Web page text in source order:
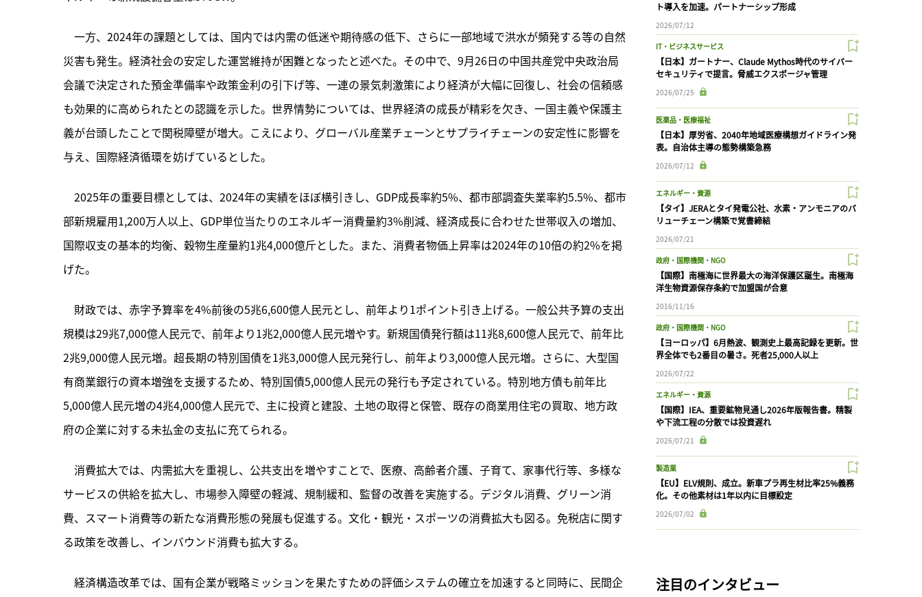
一方、2024年の課題としては、国内では内需の低迷や期待感の低下、さらに一部地域で洪水が頻発する等の自然
災害も発生。経済社会の安定した運営維持が困難となったと述べた。その中で、9月26日の中国共産党中央政治局
会議で決定された預金準備率や政策金利の引下げ等、一連の景気刺激策により経済が大幅に回復し、社会の信頼感
も効果的に高められたとの認識を示した。世界情勢については、世界経済の成長が精彩を欠き、一国主義や保護主
義が台頭したことで関税障壁が増大。こえにより、グローバル産業チェーンとサプライチェーンの安定性に影響を
与え、国際経済循環を妨げているとした。
2025年の重要目標としては、 2024年の実績をほぼ横引きし、GDP成長率約5%、都市部調査失業率約5.5%、都市
部新規雇用1,200万人以上、GDP単位当たりのエネルギー消費量約3%削減、経済成長に合わせた世帯収入の増加、
国際収支の基本的均衡、穀物生産量約1兆4,000億斤とした。また、消費者物価上昇率は2024年の10倍の約2%を掲
げた。
財政では、赤字予算率を4%前後の5兆6,600億人民元とし、前年より1ポイント引き上げる。一般公共予算の支出
規模は29兆7,000億人民元で、前年より1兆2,000億人民元増やす。新規国債発行額は11兆8,600億人民元で、前年比
2兆9,000億人民元増。超長期の特別国債を1兆3,000億人民元発行し、前年より3,000億人民元増。さらに、大型国
有商業銀行の資本増強を支援するため、特別国債5,000億人民元の発行も予定されている。特別地方債も前年比
5,000億人民元増の4兆4,000億人民元で、主に投資と建設、土地の取得と保管、既存の商業用住宅の買取、地方政
府の企業に対する未払金の支払に充てられる。
消費拡大では、内需拡大を重視し、公共支出を増やすことで、医療、高齢者介護、子育て、家事代行等、多様な
サービスの供給を拡大し、市場参入障壁の軽減、規制緩和、監督の改善を実施する。デジタル消費、グリーン消
費、スマート消費等の新たな消費形態の発展も促進する。文化・観光・スポーツの消費拡大も図る。免税店に関す
る政策を改善し、インバウンド消費も拡大する。
経済構造改革では、国有企業が戦略ミッションを果たすための評価システムの確立を加速すると同時に、民間企
ト導入を加速。パートナーシップ形成
2026/07/12
IT・ビジネスサービス
【日本】ガートナー、Claude Mythos時代のサイバー
セキュリティで提言。脅威エクスポージャ管理
2026/07/25
医薬品・医療福祉
【日本】厚労省、2040年地域医療構想ガイドライン発
表。自治体主導の態勢構築急務
2026/07/12
エネルギー・資源
【タイ】JERAとタイ発電公社、水素・アンモニアのバ
リューチェーン構築で覚書締結
2026/07/21
政府・国際機関・NGO
【国際】南極海に世界最大の海洋保護区誕生。南極海
洋生物資源保存条約で加盟国が合意
2016/11/16
政府・国際機関・NGO
【ヨーロッパ】6月熱波、観測史上最高記録を更新。世
界全体でも2番目の暑さ。死者25,000人以上
2026/07/22
エネルギー・資源
【国際】IEA、重要鉱物見通し2026年版報告書。精製
や下流工程の分散では投資遅れ
2026/07/21
製造業
【EU】ELV規則、成立。新車プラ再生材比率25%義務
化。その他素材は1年以内に目標設定
2026/07/02
注目のインタビュー